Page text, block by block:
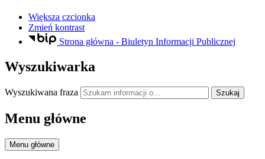
Większa czcionka
Zmień kontrast
Strona główna - Biuletyn Informacji Publicznej
Wyszukiwarka
Wyszukiwana fraza Szukaj
Menu główne
Menu główne